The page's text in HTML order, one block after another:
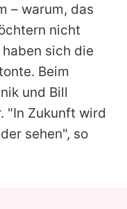
– warum, das
nicht
sich die
Beim
und Bill
"In Zukunft wird
sehen", so